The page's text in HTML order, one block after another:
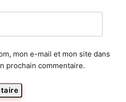
mon e-mail et mon site dans
prochain commentaire.